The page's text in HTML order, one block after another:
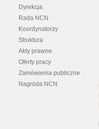
Dyrekcja
Rada NCN
Koordynatorzy
Struktura
Akty prawne
Oferty pracy
Zamówienia publiczne
Nagroda NCN